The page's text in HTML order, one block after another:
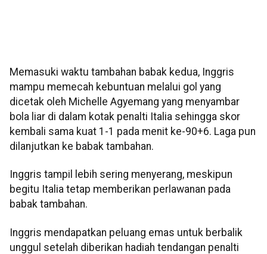
Memasuki waktu tambahan babak kedua, Inggris
mampu memecah kebuntuan melalui gol yang
dicetak oleh Michelle Agyemang yang menyambar
bola liar di dalam kotak penalti Italia sehingga skor
kembali sama kuat 1-1 pada menit ke-90+6. Laga pun
dilanjutkan ke babak tambahan.
Inggris tampil lebih sering menyerang, meskipun
begitu Italia tetap memberikan perlawanan pada
babak tambahan.
Inggris mendapatkan peluang emas untuk berbalik
unggul setelah diberikan hadiah tendangan penalti